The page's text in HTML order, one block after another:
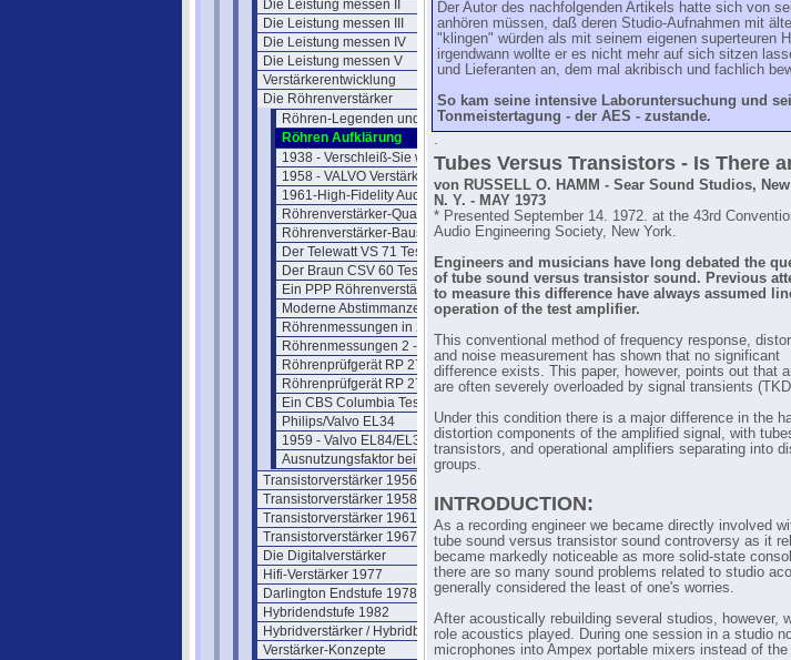
Die Leistung messen II
Die Leistung messen III
Die Leistung messen IV
Die Leistung messen V
Verstärkerentwicklung
Die Röhrenverstärker
Röhren-Legenden und -Mythen
Röhren Aufklärung
1938 - Verschleiß-Sie wußten "es"
1958 - VALVO Verstärkerröhren
1961-High-Fidelity Audio Tubes
Röhrenverstärker-Qualität 1980
Röhrenverstärker-Bausatz 1986
Der Telewatt VS 71 Test
Der Braun CSV 60 Test
Ein PPP Röhrenverstärker
Moderne Abstimmanzeigen (1952)
Röhrenmessungen in 2019
Röhrenmessungen 2 - Update
Röhrenprüfgerät RP 270
Röhrenprüfgerät RP 270/370
Ein CBS Columbia Test Set
Philips/Valvo EL34
1959 - Valvo EL84/EL34
Ausnutzungsfaktor bei Endröhren
Transistorverstärker 1956
Transistorverstärker 1958
Transistorverstärker 1961
Transistorverstärker 1967
Die Digitalverstärker
Hifi-Verstärker 1977
Darlington Endstufe 1978
Hybridendstufe 1982
Hybridverstärker / Hybridbaustein
Verstärker-Konzepte
Der Autor des nachfolgenden Artikels hatte sich von
anhören müssen, daß deren Studio-Aufnahmen mit
"klingen" würden als mit seinem eigenen superteuren
irgendwann wollte er es nicht mehr auf sich sitzen
und Lieferanten an, dem mal akribisch und fachlich
So kam seine intensive Laboruntersuchung und
Tonmeistertagung - der AES - zustande.
.
Tubes Versus Transistors - Is There
von RUSSELL O. HAMM - Sear Sound Studios,
N. Y. - MAY 1973
* Presented September 14. 1972. at the 43rd
Audio Engineering Society, New York.
Engineers and musicians have long debated the
of tube sound versus transistor sound. Previous
to measure this difference have always assumed
operation of the test amplifier.
This conventional method of frequency response,
and noise measurement has shown that no significant
difference exists. This paper, however, points out that
are often severely overloaded by signal transients
Under this condition there is a major difference in the
distortion components of the amplified signal, with
transistors, and operational amplifiers separating into
groups.
INTRODUCTION:
As a recording engineer we became directly involved
tube sound versus transistor sound controversy as it
became markedly noticeable as more solid-state
there are so many sound problems related to studio
generally considered the least of one's worries.
After acoustically rebuilding several studios, however,
role acoustics played. During one session in a studio
microphones into Ampex portable mixers instead of